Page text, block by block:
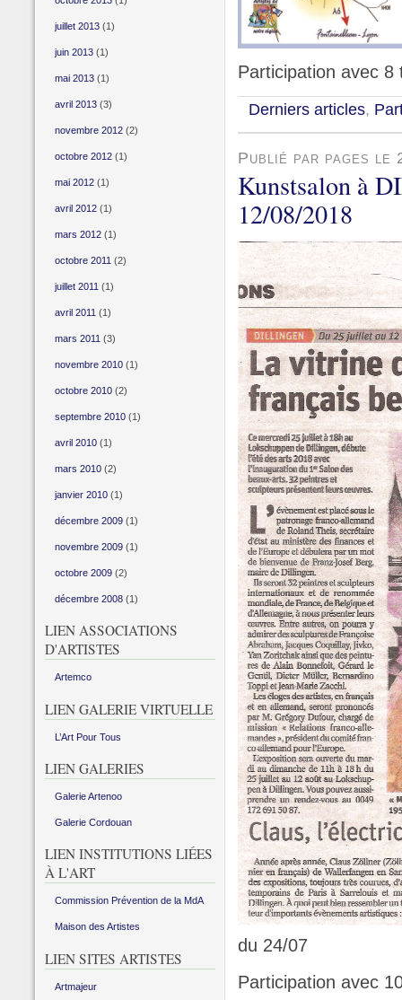
Participation avec 8
Derniers articles,
Publié par pages le
Kunstsalon à
12/08/2018
du 24/07
Participation avec
juillet 2013(1)
juin 2013(1)
mai 2013(1)
avril 2013(3)
novembre 2012(2)
octobre 2012(1)
mai 2012(1)
avril 2012(1)
mars 2012(1)
octobre 2011 (2)
juillet 2011 (1)
avril 2011 (1)
mars 2011 (3)
novembre 2010(1)
octobre 2010(2)
septembre 2010(1)
avril 2010(1)
mars 2010(2)
janvier 2010(1)
décembre 2009(1)
novembre 2009(1)
octobre 2009(2)
décembre 2008(1)
LIEN ASSOCIATIONS
D'ARTISTES
Artemco
LIEN GALERIE VIRTUELLE
L’Art Pour Tous
LIEN GALERIES
Galerie Artenoo
Galerie Cordouan
LIEN INSTITUTIONS LIÉES
À L'ART
Commission Prévention de la MdA
Maison des Artistes
LIEN SITES ARTISTES
Artmajeur